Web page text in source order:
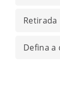
Defina a